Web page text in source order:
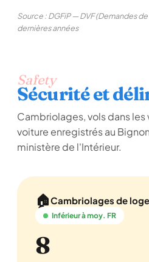
Source : DGFiP — DVF (Demandes
dernières années
Safety
Sécurité et
Cambriolages, vols dans
voiture enregistrés au
ministère de l'Intérieur.
🏠Cambriolages de
Inférieur à moy. FR
8